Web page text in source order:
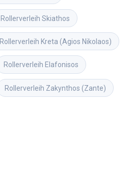
Rollerverleih Skiathos
Rollerverleih Kreta (Agios Nikolaos)
Rollerverleih Elafonisos
Rollerverleih Zakynthos (Zante)